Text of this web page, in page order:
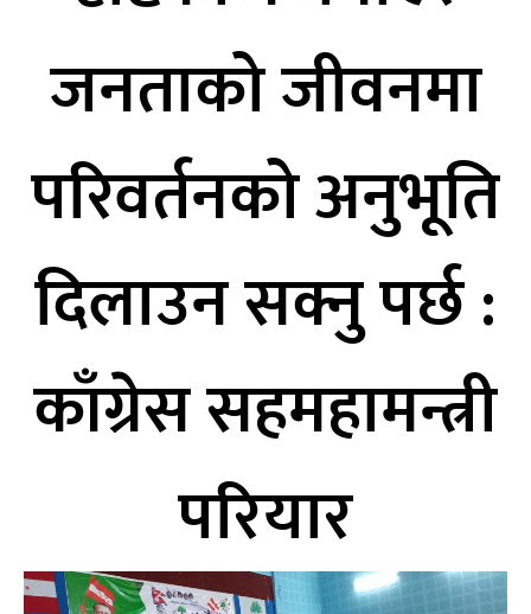
जनताको जीवनमा
परिवर्तनको अनुभूति
दिलाउन सक्नु पर्छ :
काँग्रेस सहमहामन्त्री
परियार